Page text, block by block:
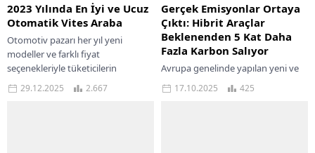
2023 Yılında En İyi ve Ucuz
Otomatik Vites Araba
Otomotiv pazarı her yıl yeni
modeller ve farklı fiyat
seçenekleriyle tüketicilerin
karşısına çıkmaktadır. 2023 yılı da
bu açıdan ekonomik ve...
29.12.2025 2.667
Gerçek Emisyonlar Ortaya
Çıktı: Hibrit Araçlar
Beklenenden 5 Kat Daha
Fazla Karbon Salıyor
Avrupa genelinde yapılan yeni ve
kapsamlı bir araştırma, şarj
edilebilir hibrit araçların (PHEV)
17.10.2025 425